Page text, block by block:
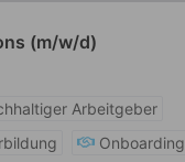
(m/w/d)
Arbeitgeber
Onboarding